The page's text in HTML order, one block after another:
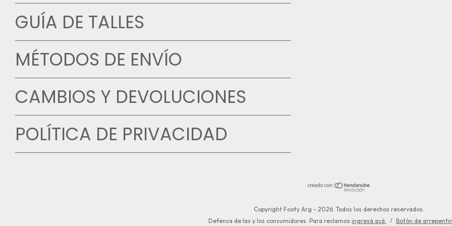
GUÍA DE TALLES
MÉTODOS DE ENVÍO
CAMBIOS Y DEVOLUCIONES
POLÍTICA DE PRIVACIDAD
Copyright Footy Arg - 2026. Todos los derechos reservados.
Defensa de las y los consumidores. Para reclamos ingresá acá. / Botón de